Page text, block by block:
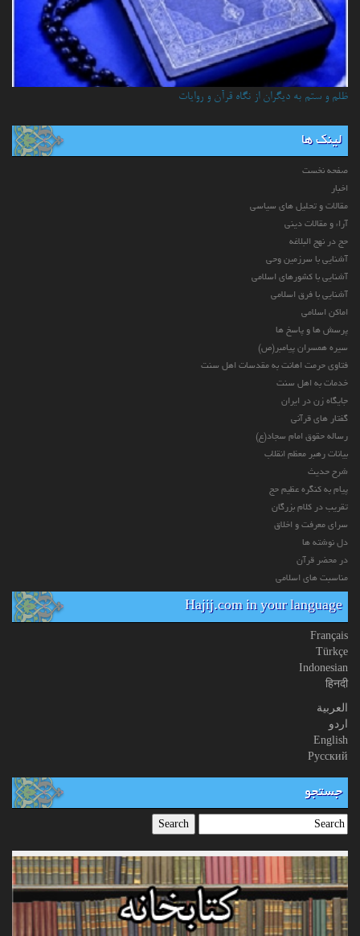
ظلم و ستم به دیگران از نگاه قرآن و روایات
لینک ها
صفحه نخست
اخبار
مقالات و تحلیل های سیاسی
آراء و مقالات دینی
حج در نهج البلاغه
آشنایی با سرزمین وحی
آشنایی با کشورهای اسلامی
آشنایی با فرق اسلامی
اماکن اسلامی
پرسش ها و پاسخ ها
سیره همسران پیامبر(ص)
فتاوی حرمت اهانت به مقدسات اهل سنت
خدمات به اهل سنت
جایگاه زن در ایران
گفتار های قرآنی
رساله حقوق امام سجاد(ع)
بیانات رهبر معظم انقلاب
شرح حدیث
پیام به کنگره عظیم حج
تقریب در کلام بزرگان
سرای معرفت و اخلاق
دل نوشته ها
در محضر قرآن
مناسبت های اسلامی
Hajij.com in your language
Français
Türkçe
Indonesian
हिनदी
العربیة
اردو
English
Русский
جستجو